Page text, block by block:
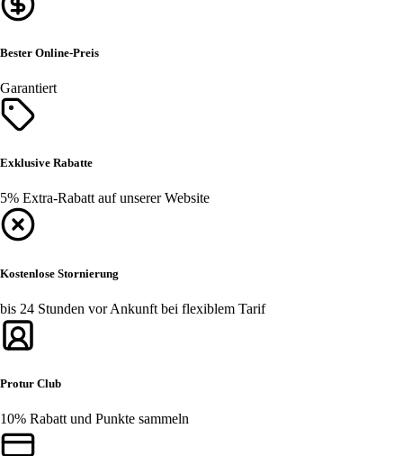
Bester Online-Preis
Garantiert
Exklusive Rabatte
5% Extra-Rabatt auf unserer Website
Kostenlose Stornierung
bis 24 Stunden vor Ankunft bei flexiblem Tarif
Protur Club
10% Rabatt und Punkte sammeln